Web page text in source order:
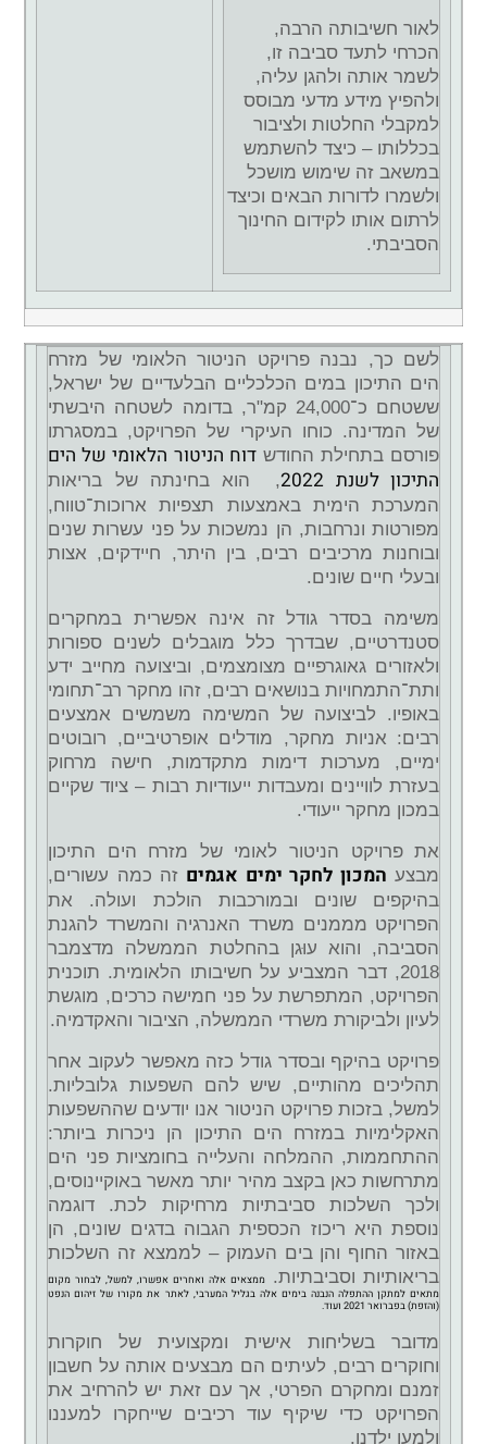
לאור חשיבותה הרבה,
הכרחי לתעד סביבה זו,
לשמר אותה ולהגן עליה,
ולהפיץ מידע מדעי מבוסס
למקבלי החלטות ולציבור
בכללותו – כיצד להשתמש
במשאב זה שימוש מושכל
ולשמרו לדורות הבאים וכיצד
לרתום אותו לקידום החינוך
הסביבתי.
לשם כך, נבנה פרויקט הניטור הלאומי של מזרח
הים התיכון במים הכלכליים הבלעדיים של ישראל,
ששטחם כ־24,000 קמ"ר, בדומה לשטחה היבשתי
של המדינה. כוחו העיקרי של הפרויקט, במסגרתו
פורסם בתחילת החודשדוח הניטור הלאומי של הים
התיכון לשנת 2022
, הוא בחינתה של בריאות
המערכת הימית באמצעות תצפיות ארוכות־טווח,
מפורטות ונרחבות, הן נמשכות על פני עשרות שנים
ובוחנות מרכיבים רבים, בין היתר, חיידקים, אצות
ובעלי חיים שונים.
משימה בסדר גודל זה אינה אפשרית במחקרים
סטנדרטיים, שבדרך כלל מוגבלים לשנים ספורות
ולאזורים גאוגרפיים מצומצמים, וביצועה מחייב ידע
ותת־התמחויות בנושאים רבים, זהו מחקר רב־תחומי
באופיו. לביצועה של המשימה משמשים אמצעים
רבים: אניות מחקר, מודלים אופרטיביים, רובוטים
ימיים, מערכות דימות מתקדמות, חישה מרחוק
בעזרת לוויינים ומעבדות ייעודיות רבות – ציוד שקיים
במכון מחקר ייעודי.
את פרויקט הניטור לאומי של מזרח הים התיכון
מבצע המכון לחקר ימים אגמים זה כמה עשורים,
בהיקפים שונים ובמורכבות הולכת ועולה. את
הפרויקט מממנים משרד האנרגיה והמשרד להגנת
הסביבה, והוא עוּגן בהחלטת הממשלה מדצמבר
2018, דבר המצביע על חשיבותו הלאומית. תוכנית
הפרויקט, המתפרשת על פני חמישה כרכים, מוגשת
לעיון ולביקורת משרדי הממשלה, הציבור והאקדמיה.
פרויקט בהיקף ובסדר גודל כזה מאפשר לעקוב אחר
תהליכים מהותיים, שיש להם השפעות גלובליות.
למשל, בזכות פרויקט הניטור אנו יודעים שההשפעות
האקלימיות במזרח הים התיכון הן ניכרות ביותר:
ההתחממות, ההמלחה והעלייה בחומציות פני הים
מתרחשות כאן בקצב מהיר יותר מאשר באוקיינוסים,
ולכך השלכות סביבתיות מרחיקות לכת. דוגמה
נוספת היא ריכוז הכספית הגבוה בדגים שונים, הן
באזור החוף והן בים העמוק – לממצא זה השלכות
בריאותיות וסביבתיות. ממצאים אלה ואחרים אפשרו, למשל, לבחור מקום
מתאים למתקן ההתפלה הנבנה בימים אלה בגליל המערבי, לאתר את מקורו של זיהום הנפט
(והזפת) בפברואר 2021 ועוד.
מדובר בשליחות אישית ומקצועית של חוקרות
וחוקרים רבים, לעיתים הם מבצעים אותה על חשבון
זמנם ומחקרם הפרטי, אך עם זאת יש להרחיב את
הפרויקט כדי שיקיף עוד רכיבים שייחקרו למעננו
ולמען ילדנו.